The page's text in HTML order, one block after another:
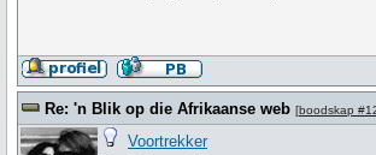
Re: 'n Blik op die Afrikaanse web [boodskap
Voortrekker